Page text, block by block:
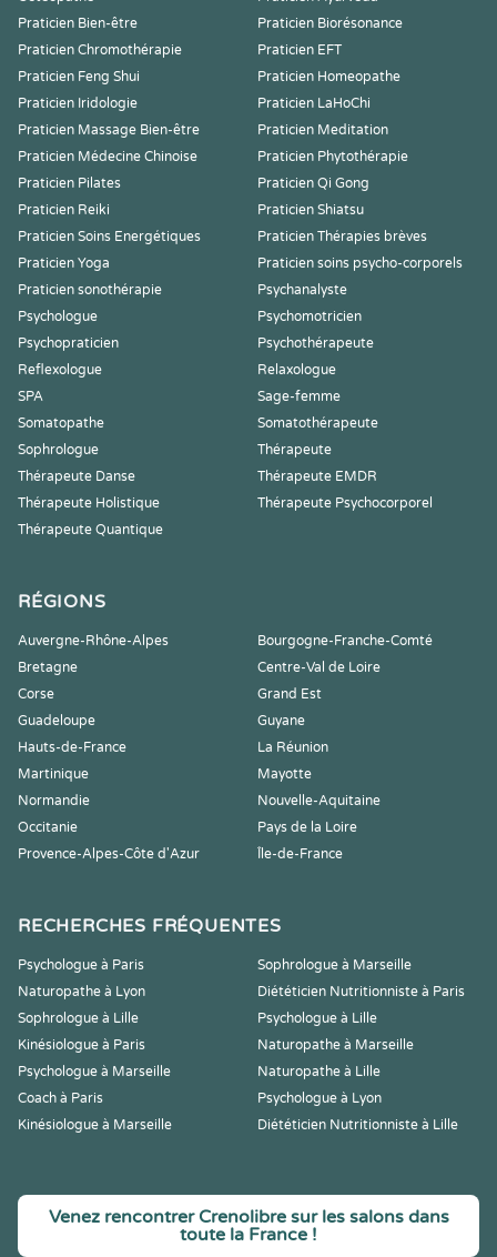
Praticien Bien-être
Praticien Biorésonance
Praticien Chromothérapie
Praticien EFT
Praticien Feng Shui
Praticien Homeopathe
Praticien Iridologie
Praticien LaHoChi
Praticien Massage Bien-être
Praticien Meditation
Praticien Médecine Chinoise
Praticien Phytothérapie
Praticien Pilates
Praticien Qi Gong
Praticien Reiki
Praticien Shiatsu
Praticien Soins Energétiques
Praticien Thérapies brèves
Praticien Yoga
Praticien soins psycho-corporels
Praticien sonothérapie
Psychanalyste
Psychologue
Psychomotricien
Psychopraticien
Psychothérapeute
Reflexologue
Relaxologue
SPA
Sage-femme
Somatopathe
Somatothérapeute
Sophrologue
Thérapeute
Thérapeute Danse
Thérapeute EMDR
Thérapeute Holistique
Thérapeute Psychocorporel
Thérapeute Quantique
RÉGIONS
Auvergne-Rhône-Alpes
Bourgogne-Franche-Comté
Bretagne
Centre-Val de Loire
Corse
Grand Est
Guadeloupe
Guyane
Hauts-de-France
La Réunion
Martinique
Mayotte
Normandie
Nouvelle-Aquitaine
Occitanie
Pays de la Loire
Provence-Alpes-Côte d'Azur
Île-de-France
RECHERCHES FRÉQUENTES
Psychologue à Paris
Sophrologue à Marseille
Naturopathe à Lyon
Diététicien Nutritionniste à Paris
Sophrologue à Lille
Psychologue à Lille
Kinésiologue à Paris
Naturopathe à Marseille
Psychologue à Marseille
Naturopathe à Lille
Coach à Paris
Psychologue à Lyon
Kinésiologue à Marseille
Diététicien Nutritionniste à Lille
Venez rencontrer Crenolibre sur les salons dans
toute la France !